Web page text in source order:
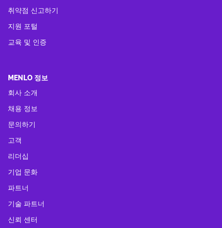
취약점 신고하기
지원 포털
교육 및 인증
MENLO 정보
회사 소개
채용 정보
문의하기
고객
리더십
기업 문화
파트너
기술 파트너
신뢰 센터